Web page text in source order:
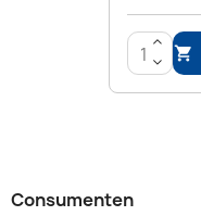
>
<

Consumenten